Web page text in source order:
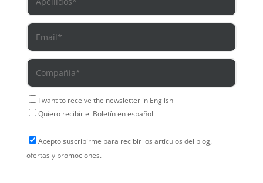
I want to receive the newsletter in English
Quiero recibir el Boletín en español
Acepto suscribirme para recibir los artículos del blog,
ofertas y promociones.